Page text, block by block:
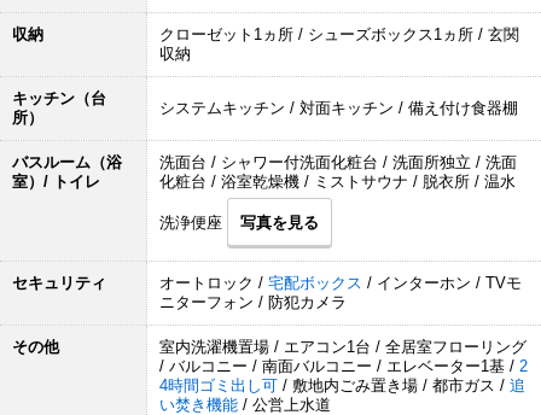
収納
クローゼット1ヵ所 / シューズボックス1ヵ所 / 玄関
収納
キッチン（台
所）
システムキッチン / 対面キッチン / 備え付け食器棚
バスルーム（浴
室）/ トイレ
洗面台 / シャワー付洗面化粧台 / 洗面所独立 / 洗面
化粧台 / 浴室乾燥機 / ミストサウナ / 脱衣所 / 温水
洗浄便座 写真を見る
セキュリティ オートロック / 宅配ボックス / インターホン / TVモ
ニターフォン / 防犯カメラ
その他
室内洗濯機置場 / エアコン1台 / 全居室フローリング
/ バルコニー / 南面バルコニー / エレベーター1基 / 2
4時間ゴミ出し可 / 敷地内ごみ置き場 / 都市ガス / 追
い焚き機能 / 公営上水道